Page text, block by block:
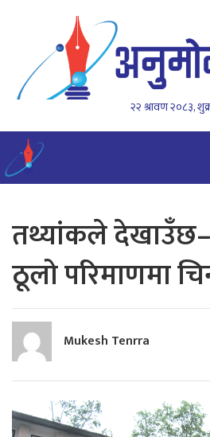
२२ श्रावण २०८३,
तथ्यांकले
ठूलो परिमाणमा
Mukesh Tenrra